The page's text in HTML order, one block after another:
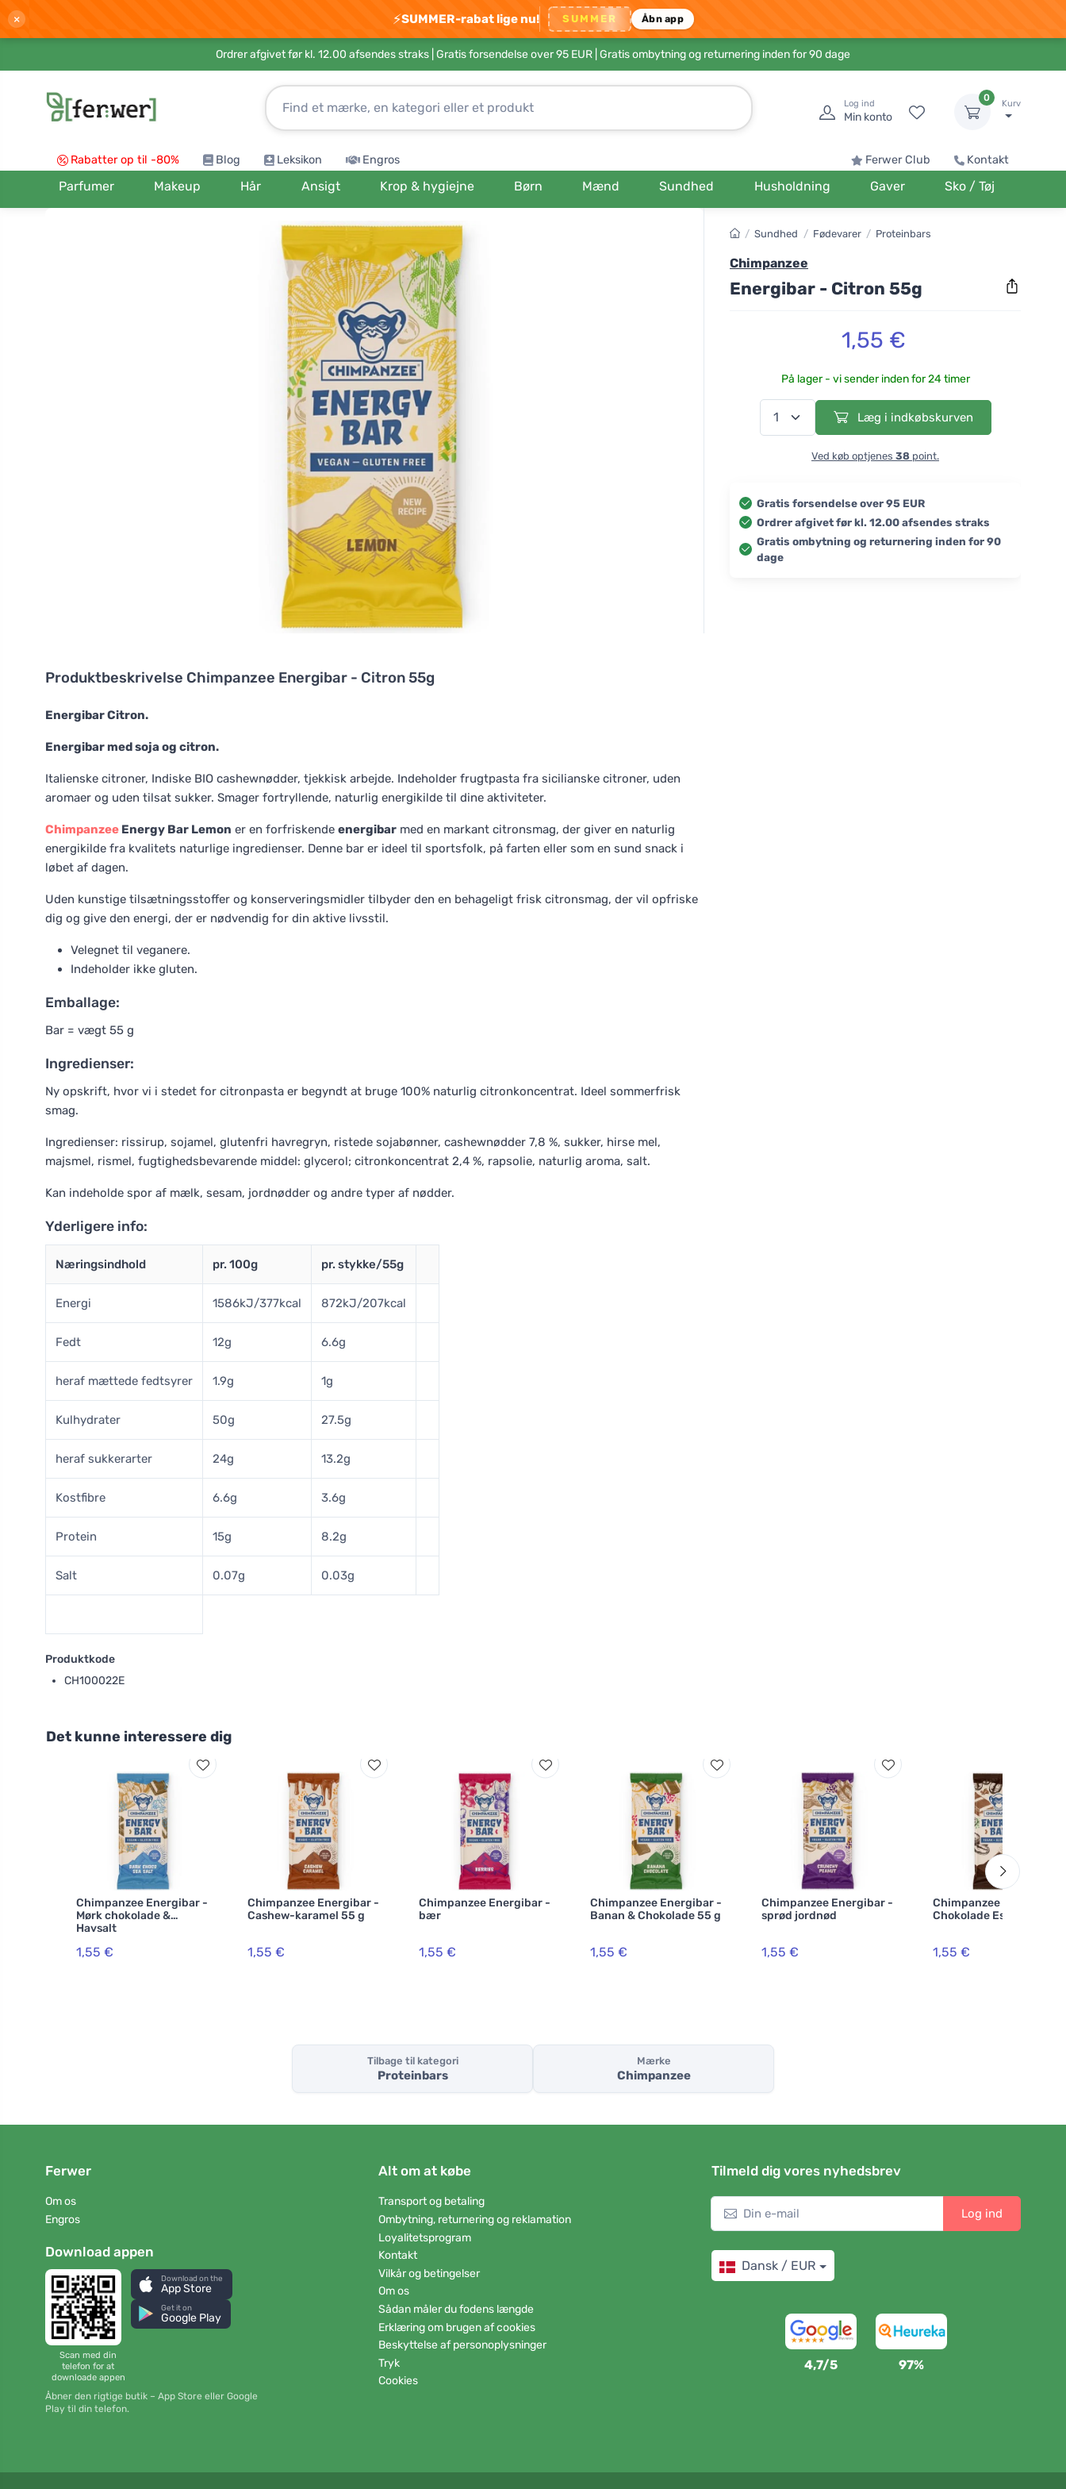
× ⚡SUMMER-rabat lige nu! SUMMER Åbn app
Ordrer afgivet før kl. 12.00 afsendes straks | Gratis forsendelse over 95 EUR | Gratis ombytning og returnering inden for 90 dage
Log ind
Min konto
0
Kurv
Rabatter op til -80% Blog Leksikon Engros Ferwer Club Kontakt
Parfumer Makeup Hår Ansigt Krop & hygiejne Børn Mænd Sundhed Husholdning Gaver Sko / Tøj
Produktbeskrivelse Chimpanzee Energibar - Citron 55g
Energibar Citron.
Energibar med soja og citron.
Italienske citroner, Indiske BIO cashewnødder, tjekkisk arbejde. Indeholder frugtpasta fra sicilianske citroner, uden
aromaer og uden tilsat sukker. Smager fortryllende, naturlig energikilde til dine aktiviteter.
Chimpanzee Energy Bar Lemon er en forfriskende energibar med en markant citronsmag, der giver en naturlig
energikilde fra kvalitets naturlige ingredienser. Denne bar er ideel til sportsfolk, på farten eller som en sund snack i
løbet af dagen.
Uden kunstige tilsætningsstoffer og konserveringsmidler tilbyder den en behageligt frisk citronsmag, der vil opfriske
dig og give den energi, der er nødvendig for din aktive livsstil.
Velegnet til veganere.
Indeholder ikke gluten.
Emballage:
Bar = vægt 55 g
Ingredienser:
Ny opskrift, hvor vi i stedet for citronpasta er begyndt at bruge 100% naturlig citronkoncentrat. Ideel sommerfrisk
smag.
Ingredienser: rissirup, sojamel, glutenfri havregryn, ristede sojabønner, cashewnødder 7,8 %, sukker, hirse mel,
majsmel, rismel, fugtighedsbevarende middel: glycerol; citronkoncentrat 2,4 %, rapsolie, naturlig aroma, salt.
Kan indeholde spor af mælk, sesam, jordnødder og andre typer af nødder.
Yderligere info:
Næringsindhold pr. 100g pr. stykke/55g
Energi 1586kJ/377kcal 872kJ/207kcal
Fedt 12g 6.6g
heraf mættede fedtsyrer 1.9g 1g
Kulhydrater 50g 27.5g
heraf sukkerarter 24g 13.2g
Kostfibre 6.6g 3.6g
Protein 15g 8.2g
Salt 0.07g 0.03g
Produktkode
CH100022E
/ Sundhed / Fødevarer / Proteinbars
Chimpanzee
Energibar - Citron 55g
1,55 €
På lager - vi sender inden for 24 timer
Læg i indkøbskurven
Ved køb optjenes 38 point.
Gratis forsendelse over 95 EUR
Ordrer afgivet før kl. 12.00 afsendes straks
Gratis ombytning og returnering inden for 90
dage
Det kunne interessere dig
Chimpanzee Energibar -
Mørk chokolade &
Havsalt
1,55 €
Chimpanzee Energibar -
Cashew-karamel 55 g
1,55 €
Chimpanzee Energibar -
bær
1,55 €
Chimpanzee Energibar -
Banan & Chokolade 55 g
1,55 €
Chimpanzee Energibar -
sprød jordnød
1,55 €
Chimpanzee Energibar -
Chokolade Espresso
1,55 €
Tilbage til kategori
Proteinbars
Mærke
Chimpanzee
Ferwer
Om os
Engros
Download appen
Scan med din
telefon for at
downloade appen
Download on the
App Store
Get it on
Google Play
Åbner den rigtige butik – App Store eller Google
Play til din telefon.
Alt om at købe
Transport og betaling
Ombytning, returnering og reklamation
Loyalitetsprogram
Kontakt
Vilkår og betingelser
Om os
Sådan måler du fodens længde
Erklæring om brugen af cookies
Beskyttelse af personoplysninger
Tryk
Cookies
Tilmeld dig vores nyhedsbrev
Log ind
Dansk / EUR
4,7/5 97%